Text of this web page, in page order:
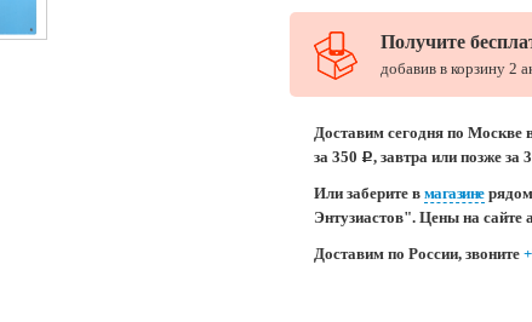
Получите
добавив в корзину 2
Доставим сегодня по Москве
за 350 c, завтра или позже за
Или заберите в магазинерядом
Энтузиастов". Цены на сайте
Доставим по России, звоните